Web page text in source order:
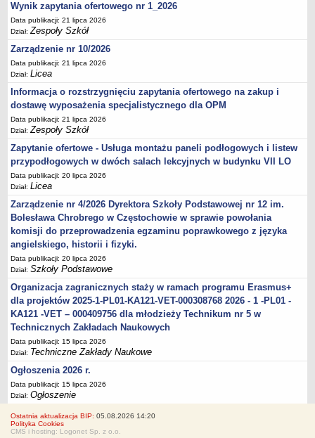
Wynik zapytania ofertowego nr 1_2026
Data publikacji: 21 lipca 2026
Dział:Zespoły Szkół
Zarządzenie nr 10/2026
Data publikacji: 21 lipca 2026
Dział:Licea
Informacja o rozstrzygnięciu zapytania ofertowego na zakup i
dostawę wyposażenia specjalistycznego dla OPM
Data publikacji: 21 lipca 2026
Dział:Zespoły Szkół
Zapytanie ofertowe - Usługa montażu paneli podłogowych i listew
przypodłogowych w dwóch salach lekcyjnych w budynku VII LO
Data publikacji: 20 lipca 2026
Dział:Licea
Zarządzenie nr 4/2026 Dyrektora Szkoły Podstawowej nr 12 im.
Bolesława Chrobrego w Częstochowie w sprawie powołania
komisji do przeprowadzenia egzaminu poprawkowego z języka
angielskiego, historii i fizyki.
Data publikacji: 20 lipca 2026
Dział:Szkoły Podstawowe
Organizacja zagranicznych staży w ramach programu Erasmus+
dla projektów 2025-1-PL01-KA121-VET-000308768 2026 - 1 -PL01 -
KA121 -VET – 000409756 dla młodzieży Technikum nr 5 w
Technicznych Zakładach Naukowych
Data publikacji: 15 lipca 2026
Dział: Techniczne Zakłady Naukowe
Ogłoszenia 2026 r.
Data publikacji: 15 lipca 2026
Dział:Ogłoszenie
Ostatnia aktualizacja BIP: 05.08.2026 14:20
Polityka Cookies
CMS i hosting: Logonet Sp. z o.o.